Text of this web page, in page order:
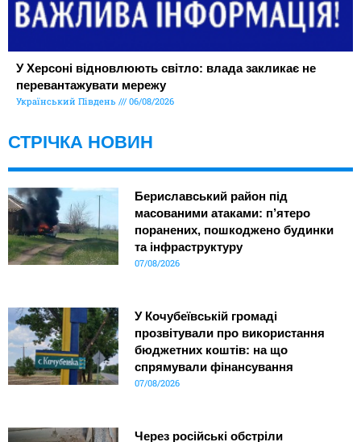
У Херсоні відновлюють світло: влада закликає не
перевантажувати мережу
Український Південь 06/08/2026
СТРІЧКА НОВИН
Бериславський район під
масованими атаками: п’ятеро
поранених, пошкоджено будинки
та інфраструктуру
07/08/2026
У Кочубеївській громаді
прозвітували про використання
бюджетних коштів: на що
спрямували фінансування
07/08/2026
Через російські обстріли